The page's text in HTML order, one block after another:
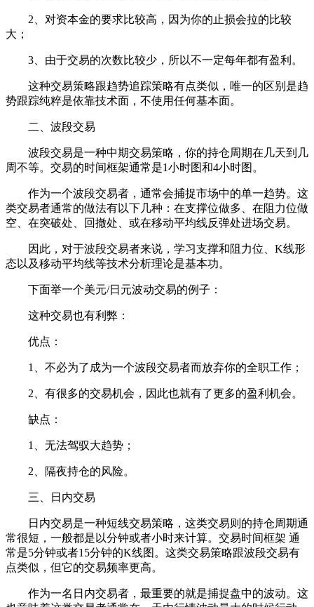
2、对资本金的要求比较高，因为你的止损会拉的比较
大；
3、由于交易的次数比较少，所以不一定每年都有盈利。
这种交易策略跟趋势追踪策略有点类似，唯一的区别是趋
势跟踪纯粹是依靠技术面，不使用任何基本面。
二、波段交易
波段交易是一种中期交易策略，你的持仓周期在几天到几
周不等。交易的时间框架通常是1小时图和4小时图。
作为一个波段交易者，通常会捕捉市场中的单一趋势。这
类交易者通常的做法有以下几种：在支撑位做多、在阻力位做
空、在突破处、回撤处、或在移动平均线反弹处进场交易。
因此，对于波段交易者来说，学习支撑和阻力位、K线形
态以及移动平均线等技术分析理论是基本功。
下面举一个美元/日元波动交易的例子：
这种交易也有利弊：
优点：
1、不必为了成为一个波段交易者而放弃你的全职工作；
2、有很多的交易机会，因此也就有了更多的盈利机会。
缺点：
1、无法驾驭大趋势；
2、隔夜持仓的风险。
三、日内交易
日内交易是一种短线交易策略，这类交易则的持仓周期通
常很短，一般都是以分钟或者小时来计算。交易时间框架 通
常是5分钟或者15分钟的K线图。这类交易策略跟波段交易有
点类似，但它的交易频率更高。
作为一名日内交易者，最重要的就是捕捉盘中的波动。这